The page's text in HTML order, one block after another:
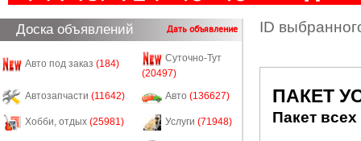
Доска объявлений Дать объявление
Авто под заказ (184)
Суточно-Тут
(20497)
Автозапчасти (11642) Авто (136627)
Хобби, отдых (25981) Услуги (71948)
ID
ПАКЕТ
Пакет